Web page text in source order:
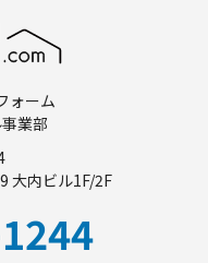
ォーム
業部
大内ビル1F/2F